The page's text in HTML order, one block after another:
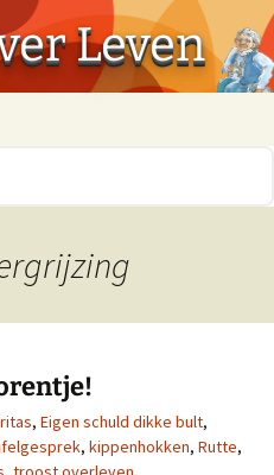
Leven
, Eigen schuld dikke bult,
, kippenhokken, Rutte,